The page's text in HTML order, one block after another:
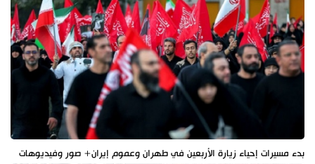
بدء مسيرات إحياء زيارة الأربعين في طهران وعموم إيران+ صور وفيديوهات